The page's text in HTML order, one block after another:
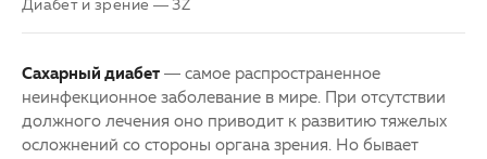
Закупки
Клуб офтальмологов
Детская офтальмология
Оптика
Сахарный диабет — самое распространенное
неинфекционное заболевание в мире. При отсутствии
должного лечения оно приводит к развитию тяжелых
осложнений со стороны органа зрения. Но бывает